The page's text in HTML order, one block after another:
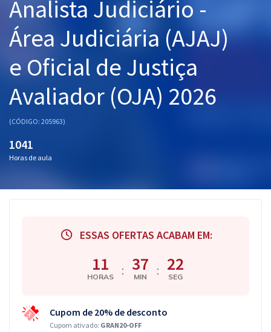
OAB
Mentorias
Questões grátis
Analista Judiciário -
Área Judiciária (AJAJ)
e Oficial de Justiça
Avaliador (OJA) 2026
(CÓDIGO: 205963)
1041
Horas de aula
ESSAS OFERTAS ACABAM EM:
11
HORAS : 37
MIN : 21
SEG
Cupom de 20% de desconto
Cupom ativado: GRAN20-OFF